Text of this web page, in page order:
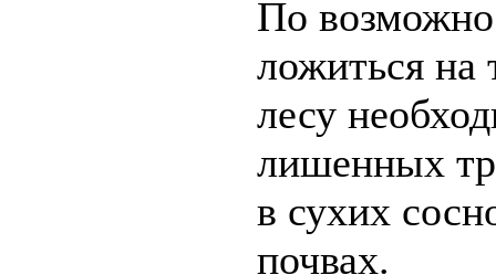
По
ложиться на
лесу
лишенных
в сухих
почвах.